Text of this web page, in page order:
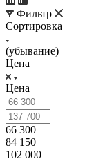
Фильтр
Сортировка
(убывание)
Цена
Цена
66 300
84 150
102 000